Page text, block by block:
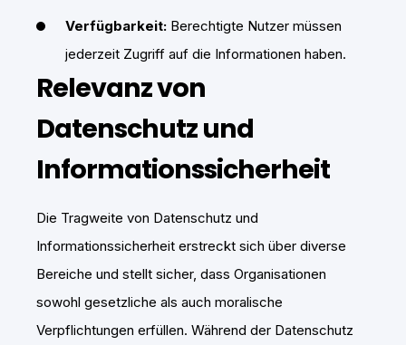
Verfügbarkeit: Berechtigte Nutzer müssen
jederzeit Zugriff auf die Informationen haben.
Relevanz von
Datenschutz und
Informationssicherheit
Die Tragweite von Datenschutz und
Informationssicherheit erstreckt sich über diverse
Bereiche und stellt sicher, dass Organisationen
sowohl gesetzliche als auch moralische
Verpflichtungen erfüllen. Während der Datenschutz